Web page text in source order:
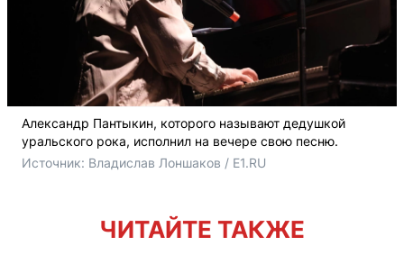
Александр Пантыкин, которого называют дедушкой
уральского рока, исполнил на вечере свою песню.
Источник: Владислав Лоншаков / E1.RU
ЧИТАЙТЕ ТАКЖЕ